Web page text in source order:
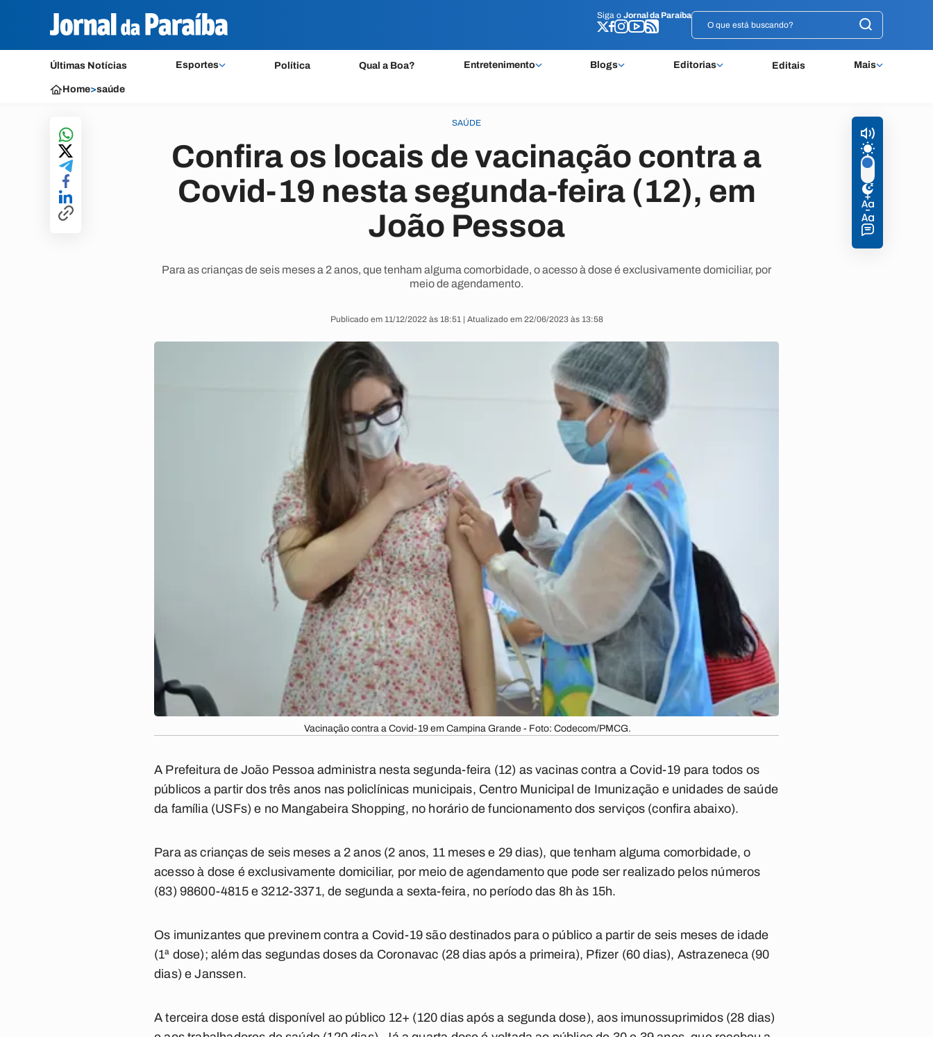
Siga o Jornal da Paraíba
Últimas Notícias Esportes Política Qual a Boa? Entretenimento Blogs Editorias Editais Mais
Siga o Jornal da Paraíba
Home>saúde
SAÚDE
Confira os locais de vacinação contra a
Covid-19 nesta segunda-feira (12), em
João Pessoa
Para as crianças de seis meses a 2 anos, que tenham alguma comorbidade, o acesso à dose é exclusivamente domiciliar, por
meio de agendamento.
Publicado em 11/12/2022 às 18:51 | Atualizado em 22/06/2023 às 13:58
Vacinação contra a Covid-19 em Campina Grande - Foto: Codecom/PMCG.
A Prefeitura de João Pessoa administra nesta segunda-feira (12) as vacinas contra a Covid-19 para todos os
públicos a partir dos três anos nas policlínicas municipais, Centro Municipal de Imunização e unidades de saúde
da família (USFs) e no Mangabeira Shopping, no horário de funcionamento dos serviços (confira abaixo).
Para as crianças de seis meses a 2 anos (2 anos, 11 meses e 29 dias), que tenham alguma comorbidade, o
acesso à dose é exclusivamente domiciliar, por meio de agendamento que pode ser realizado pelos números
(83) 98600-4815 e 3212-3371, de segunda a sexta-feira, no período das 8h às 15h.
Os imunizantes que previnem contra a Covid-19 são destinados para o público a partir de seis meses de idade
(1ª dose); além das segundas doses da Coronavac (28 dias após a primeira), Pfizer (60 dias), Astrazeneca (90
dias) e Janssen.
A terceira dose está disponível ao público 12+ (120 dias após a segunda dose), aos imunossuprimidos (28 dias)